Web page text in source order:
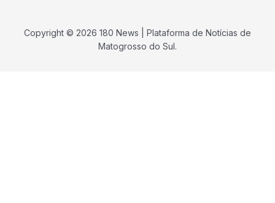
Copyright © 2026 180 News | Plataforma de Notícias de
Matogrosso do Sul.